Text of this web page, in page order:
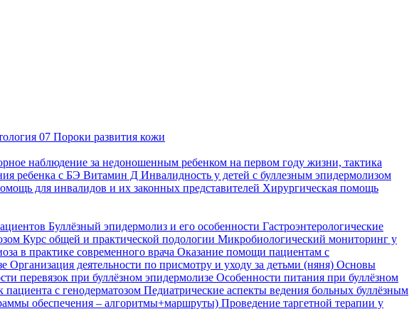
07 Пороки развития кожи
наблюдение за недоношенным ребенком на первом году жизни, тактика
ребенка с БЭ Витамин Д Инвалидность у детей с буллезным эпидермолизом
для инвалидов и их законных представителей Хирургическая помощь
Буллёзный эпидермолиз и его особенности Гастроэнтерологические
Курс общей и практической подологии Микробиологический мониторинг у
в практике современного врача Оказание помощи пациентам с
Организация деятельности по присмотру и уходу за детьми (няня) Основы
перевязок при буллёзном эпидермолизе Особенности питания при буллёзном
с генодерматозом Педиатрические аспекты ведения больных буллёзным
обеспечения – алгоритмы+маршруты) Проведение таргетной терапии у